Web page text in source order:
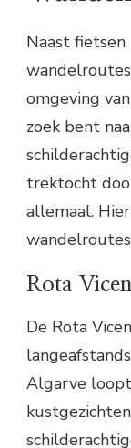
Naast
omgeving
zoek bent
trektocht
allemaal.
Rota
De Rota
Algarve